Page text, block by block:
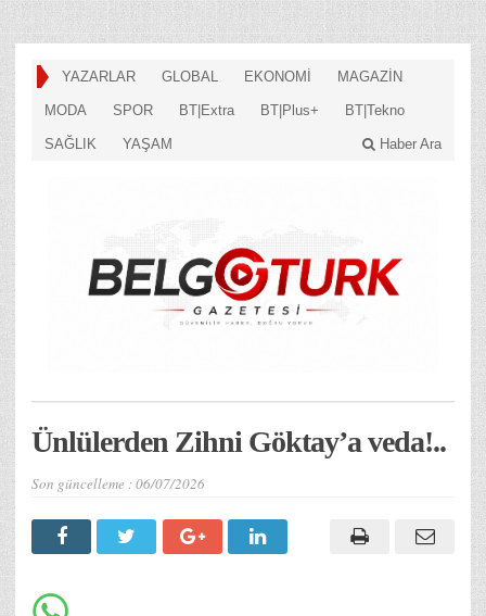
YAZARLAR GLOBAL EKONOMİ MAGAZİN
MODA SPOR BT|Extra BT|Plus+ BT|Tekno
SAĞLIK YAŞAM Haber Ara
Ünlülerden Zihni Göktay’a veda!..
Son güncelleme :06/07/2026